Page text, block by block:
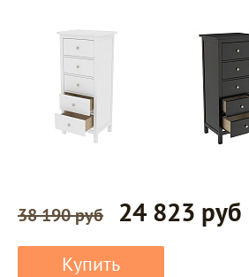
38 190 руб 24 823 руб
Купить